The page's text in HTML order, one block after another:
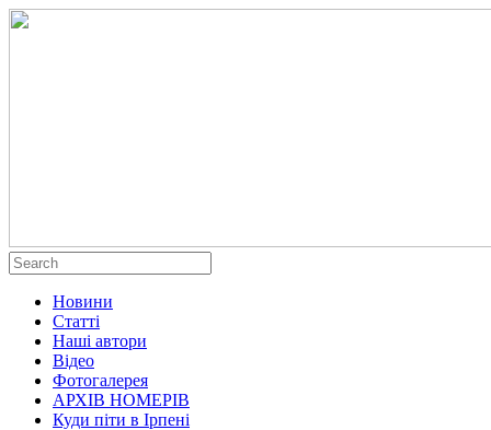
Новини
Статті
Наші автори
Відео
Фотогалерея
АРХІВ НОМЕРІВ
Куди піти в Ірпені